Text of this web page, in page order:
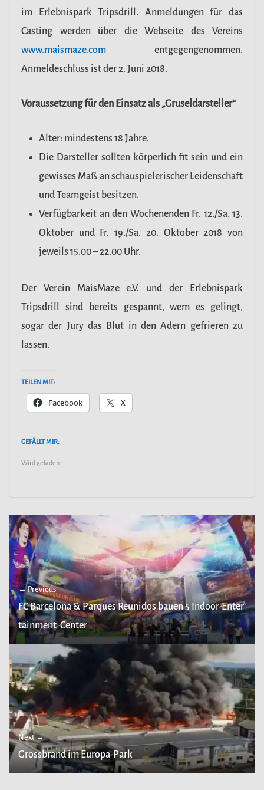
im Erlebnispark Tripsdrill. Anmeldungen für das
Casting werden über die Webseite des Vereins
www.maismaze.com entgegengenommen.
Anmeldeschluss ist der 2. Juni 2018.
Voraussetzung für den Einsatz als „Gruseldarsteller“
Alter: mindestens 18 Jahre.
Die Darsteller sollten körperlich fit sein und ein
gewisses Maß an schauspielerischer Leidenschaft
und Teamgeist besitzen.
Verfügbarkeit an den Wochenenden Fr. 12./Sa. 13.
Oktober und Fr. 19./Sa. 20. Oktober 2018 von
jeweils 15.00 – 22.00 Uhr.
Der Verein MaisMaze e.V. und der Erlebnispark
Tripsdrill sind bereits gespannt, wem es gelingt,
sogar der Jury das Blut in den Adern gefrieren zu
lassen.
TEILEN MIT:
Facebook X
GEFÄLLT MIR:
Wird geladen …
← Previous
FC Barcelona & Parques Reunidos bauen 5 Indoor-Enter
tainment-Center
Next →
Grossbrand im Europa-Park